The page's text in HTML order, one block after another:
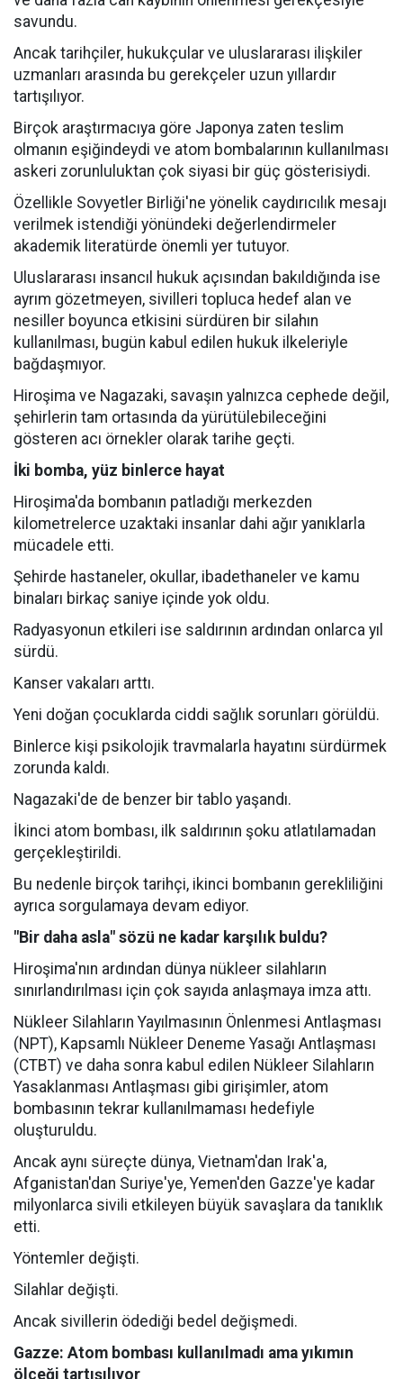
savundu.
Ancak tarihçiler, hukukçular ve uluslararası ilişkiler
uzmanları arasında bu gerekçeler uzun yıllardır
tartışılıyor.
Birçok araştırmacıya göre Japonya zaten teslim
olmanın eşiğindeydi ve atom bombalarının kullanılması
askeri zorunluluktan çok siyasi bir güç gösterisiydi.
Özellikle Sovyetler Birliği'ne yönelik caydırıcılık mesajı
verilmek istendiği yönündeki değerlendirmeler
akademik literatürde önemli yer tutuyor.
Uluslararası insancıl hukuk açısından bakıldığında ise
ayrım gözetmeyen, sivilleri topluca hedef alan ve
nesiller boyunca etkisini sürdüren bir silahın
kullanılması, bugün kabul edilen hukuk ilkeleriyle
bağdaşmıyor.
Hiroşima ve Nagazaki, savaşın yalnızca cephede değil,
şehirlerin tam ortasında da yürütülebileceğini
gösteren acı örnekler olarak tarihe geçti.
İki bomba, yüz binlerce hayat
Hiroşima'da bombanın patladığı merkezden
kilometrelerce uzaktaki insanlar dahi ağır yanıklarla
mücadele etti.
Şehirde hastaneler, okullar, ibadethaneler ve kamu
binaları birkaç saniye içinde yok oldu.
Radyasyonun etkileri ise saldırının ardından onlarca yıl
sürdü.
Kanser vakaları arttı.
Yeni doğan çocuklarda ciddi sağlık sorunları görüldü.
Binlerce kişi psikolojik travmalarla hayatını sürdürmek
zorunda kaldı.
Nagazaki'de de benzer bir tablo yaşandı.
İkinci atom bombası, ilk saldırının şoku atlatılamadan
gerçekleştirildi.
Bu nedenle birçok tarihçi, ikinci bombanın gerekliliğini
ayrıca sorgulamaya devam ediyor.
"Bir daha asla" sözü ne kadar karşılık buldu?
Hiroşima'nın ardından dünya nükleer silahların
sınırlandırılması için çok sayıda anlaşmaya imza attı.
Nükleer Silahların Yayılmasının Önlenmesi Antlaşması
(NPT), Kapsamlı Nükleer Deneme Yasağı Antlaşması
(CTBT) ve daha sonra kabul edilen Nükleer Silahların
Yasaklanması Antlaşması gibi girişimler, atom
bombasının tekrar kullanılmaması hedefiyle
oluşturuldu.
Ancak aynı süreçte dünya, Vietnam'dan Irak'a,
Afganistan'dan Suriye'ye, Yemen'den Gazze'ye kadar
milyonlarca sivili etkileyen büyük savaşlara da tanıklık
etti.
Yöntemler değişti.
Silahlar değişti.
Ancak sivillerin ödediği bedel değişmedi.
Gazze: Atom bombası kullanılmadı ama yıkımın
ölçeği tartışılıyor